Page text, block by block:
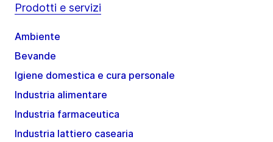
Prodotti e servizi
Ambiente
Bevande
Igiene domestica e cura personale
Industria alimentare
Industria farmaceutica
Industria lattiero casearia